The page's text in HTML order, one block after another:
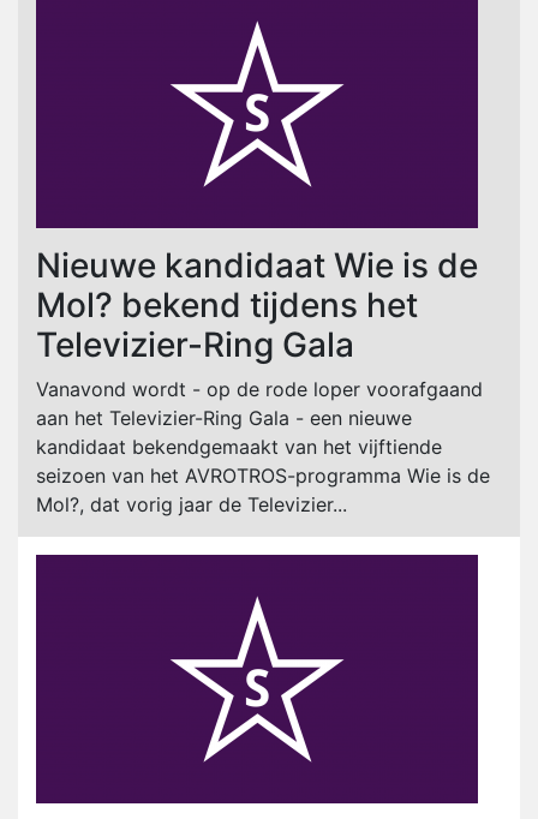
Nieuwe kandidaat Wie is de
Mol? bekend tijdens het
Televizier-Ring Gala
Vanavond wordt - op de rode loper voorafgaand
aan het Televizier-Ring Gala - een nieuwe
kandidaat bekendgemaakt van het vijftiende
seizoen van het AVROTROS-programma Wie is de
Mol?, dat vorig jaar de Televizier...